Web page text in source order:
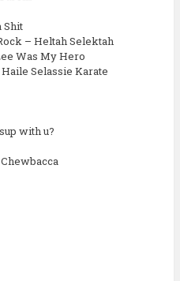
Shit
– Heltah Selektah
Was My Hero
Selassie Karate
with u?